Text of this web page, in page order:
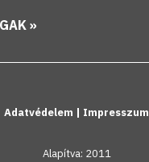
»
Adatvédelem | Impresszum
Alapítva: 2011